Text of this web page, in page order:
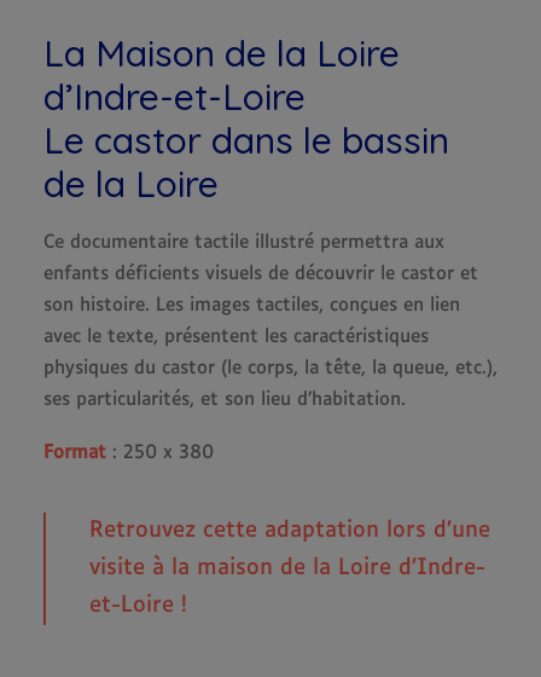
La Maison de la Loire
d’Indre-et-Loire
Le castor dans le bassin
de la Loire
Ce documentaire tactile illustré permettra aux
enfants déficients visuels de découvrir le castor et
son histoire. Les images tactiles, conçues en lien
avec le texte, présentent les caractéristiques
physiques du castor (le corps, la tête, la queue, etc.),
ses particularités, et son lieu d’habitation.
Format : 250 x 380
Retrouvez cette adaptation lors d’une
visite à la maison de la Loire d’Indre-
et-Loire !